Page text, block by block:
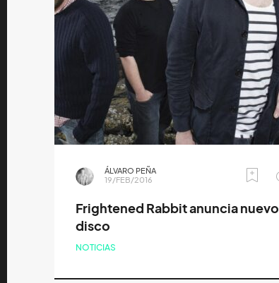
ÁLVARO PEÑA
19/FEB/2016
Frightened Rabbit anuncia nuevo
disco
NOTICIAS